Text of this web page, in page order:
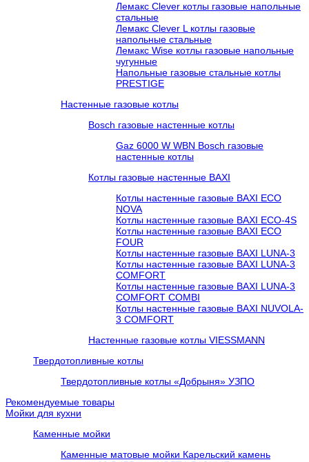
Лемакс Clever котлы газовые напольные
стальные
Лемакс Clever L котлы газовые
напольные стальные
Лемакс Wise котлы газовые напольные
чугунные
Напольные газовые стальные котлы
PRESTIGE
Настенные газовые котлы
Bosch газовые настенные котлы
Gaz 6000 W WBN Bosch газовые
настенные котлы
Котлы газовые настенные BAXI
Котлы настенные газовые BAXI ECO
NOVA
Котлы настенные газовые BAXI ECO-4S
Котлы настенные газовые BAXI ECO
FOUR
Котлы настенные газовые BAXI LUNA-3
Котлы настенные газовые BAXI LUNA-3
COMFORT
Котлы настенные газовые BAXI LUNA-3
COMFORT COMBI
Котлы настенные газовые BAXI NUVOLA-
3 COMFORT
Настенные газовые котлы VIESSMANN
Твердотопливные котлы
Твердотопливные котлы «Добрыня» УЗПО
Рекомендуемые товары
Мойки для кухни
Каменные мойки
Каменные матовые мойки Карельский камень